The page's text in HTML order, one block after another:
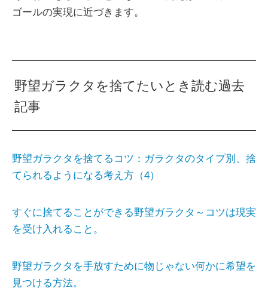
ゴールの実現に近づきます。
野望ガラクタを捨てたいとき読む過去
記事
野望ガラクタを捨てるコツ：ガラクタのタイプ別、捨
てられるようになる考え方（4）
すぐに捨てることができる野望ガラクタ～コツは現実
を受け入れること。
野望ガラクタを手放すために物じゃない何かに希望を
見つける方法。